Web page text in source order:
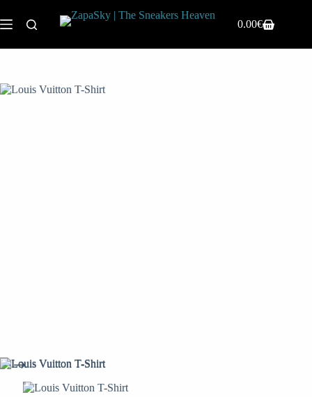
0.00€